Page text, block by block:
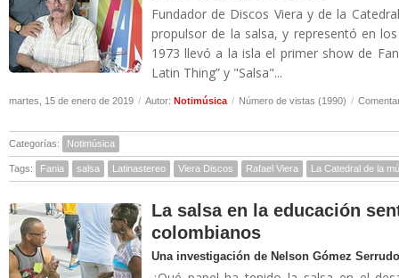
Fundador de Discos Viera y de la
propulsor de la salsa, y representó en
1973 llevó a la isla el primer show de
Latin Thing” y "Salsa"...
martes, 15 de enero de 2019 / Autor: Notimúsica / Número de vistas (1990) /
Categorías: Notimúsica
Tags: Fania salsa Latinastereo Viera Discos Rafael Viera La Catedral de la
La salsa en la educación
colombianos
Una investigación de Nelson Gómez